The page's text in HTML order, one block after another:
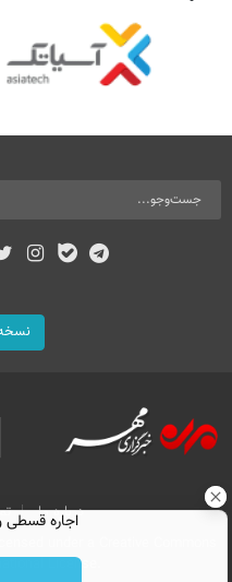
درباره ما
under a Creative Commons
License.